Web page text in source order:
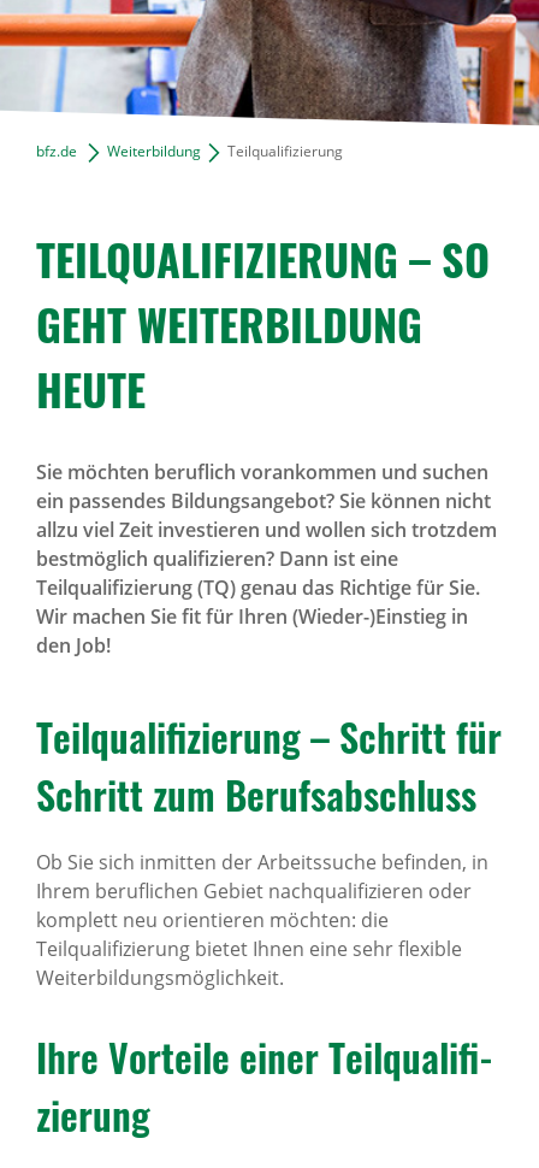
bfz.de Weiterbildung Teilqualifizierung
TEIL­QUA­LI­FI­ZIE­RUNG – SO
GEHT WEITER­BIL­DUNG
HEUTE
Sie möchten beruflich vorankommen und suchen
ein passendes Bildungsangebot? Sie können nicht
allzu viel Zeit investieren und wollen sich trotzdem
bestmöglich qualifizieren? Dann ist eine
Teilqualifizierung (TQ) genau das Richtige für Sie.
Wir machen Sie fit für Ihren (Wieder-)Einstieg in
den Job!
Teil­qua­li­fi­zie­rung – Schritt für
Schritt zum Berufs­ab­schluss
Ob Sie sich inmitten der Arbeitssuche befinden, in
Ihrem beruflichen Gebiet nachqualifizieren oder
komplett neu orientieren möchten: die
Teilqualifizierung bietet Ihnen eine sehr flexible
Weiterbildungsmöglichkeit.
Ihre Vorteile einer Teil­qua­li­fi­
zie­rung